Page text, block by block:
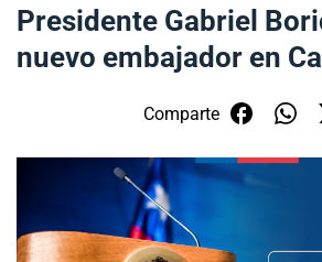
Ministerio
Política Exterior
Embajadas y consulados
Servicios ciudadanos
Presidente Gabriel
nuevo embajador en
Comparte